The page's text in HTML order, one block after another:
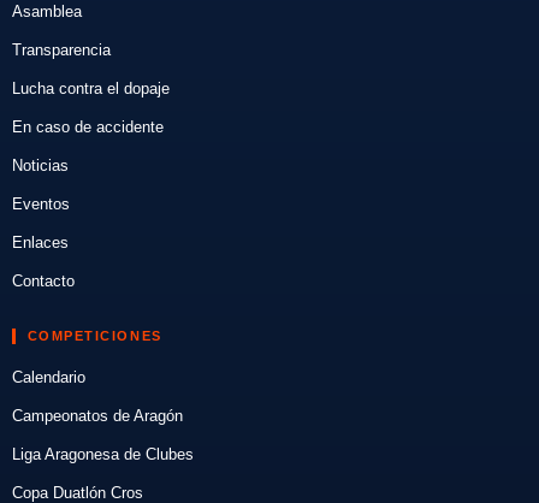
Asamblea
Transparencia
Lucha contra el dopaje
En caso de accidente
Noticias
Eventos
Enlaces
Contacto
COMPETICIONES
Calendario
Campeonatos de Aragón
Liga Aragonesa de Clubes
Copa Duatlón Cros